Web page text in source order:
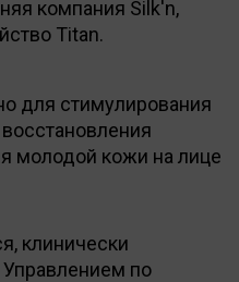
компания Silk'n,
Titan.
для стимулирования
молодой кожи на лице
клинически
Управлением по